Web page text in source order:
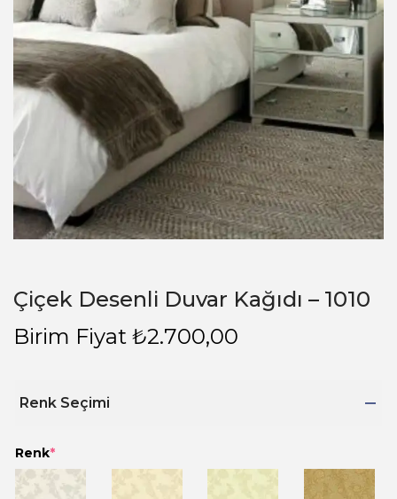
Çiçek Desenli Duvar Kağıdı – 1010
Birim Fiyat ₺2.700,00
Renk Seçimi
Renk*